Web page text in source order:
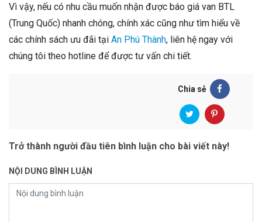
Vì vậy, nếu có nhu cầu muốn nhận được báo giá van BTL
(Trung Quốc) nhanh chóng, chính xác cũng như tìm hiểu về
các chính sách ưu đãi tại An Phú Thành, liên hệ ngay với
chúng tôi theo hotline để được tư vấn chi tiết.
Chia sẻ
Trở thành người đầu tiên bình luận cho bài viết này!
NỘI DUNG BÌNH LUẬN